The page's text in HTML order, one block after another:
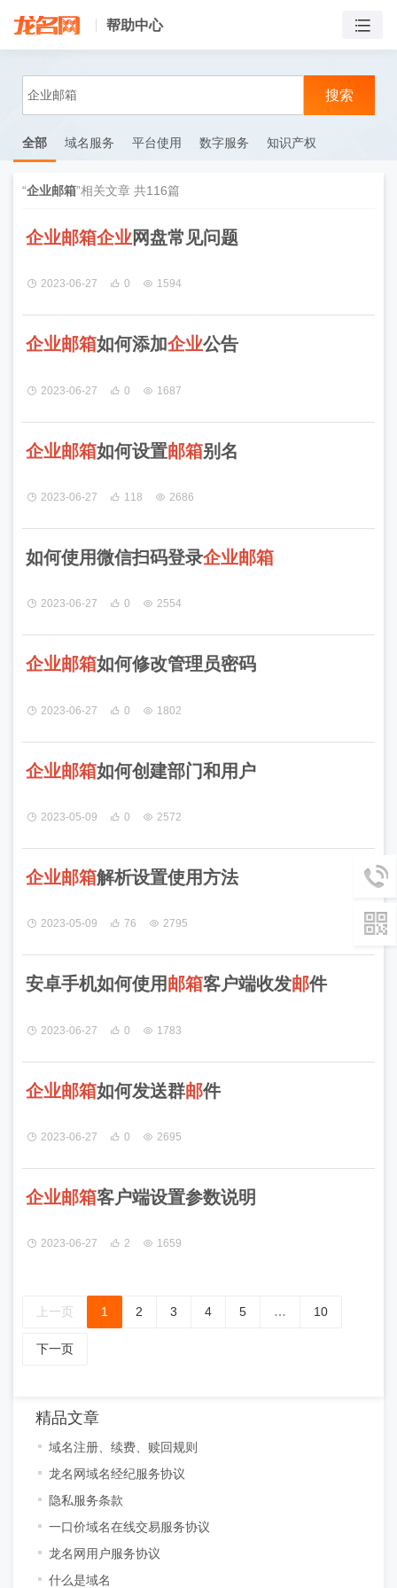
帮助中心
搜索
全部 域名服务 平台使用 数字服务 知识产权
“企业邮箱”相关文章 共116篇
企业邮箱企业网盘常见问题
2023-06-27 0 1594
企业邮箱如何添加企业公告
2023-06-27 0 1687
企业邮箱如何设置邮箱别名
2023-06-27 118 2686
如何使用微信扫码登录企业邮箱
2023-06-27 0 2554
企业邮箱如何修改管理员密码
2023-06-27 0 1802
企业邮箱如何创建部门和用户
2023-05-09 0 2572
企业邮箱解析设置使用方法
2023-05-09 76 2795
安卓手机如何使用邮箱客户端收发邮件
2023-06-27 0 1783
企业邮箱如何发送群邮件
2023-06-27 0 2695
企业邮箱客户端设置参数说明
2023-06-27 2 1659
上一页 1 2 3 4 5 … 10
下一页
精品文章
域名注册、续费、赎回规则
龙名网域名经纪服务协议
隐私服务条款
一口价域名在线交易服务协议
龙名网用户服务协议
什么是域名